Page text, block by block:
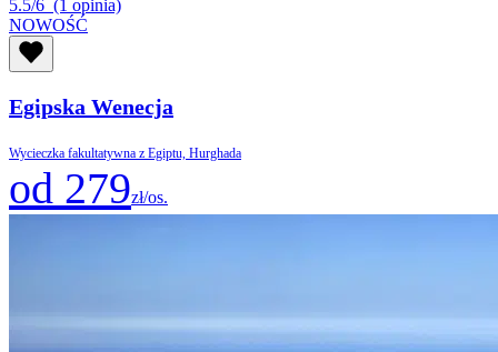
5.5/6 (1 opinia)
NOWOŚĆ
Egipska Wenecja
Wycieczka fakultatywna z Egiptu, Hurghada
od 279zł/os.